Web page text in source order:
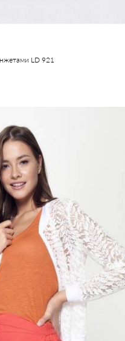
LD 921